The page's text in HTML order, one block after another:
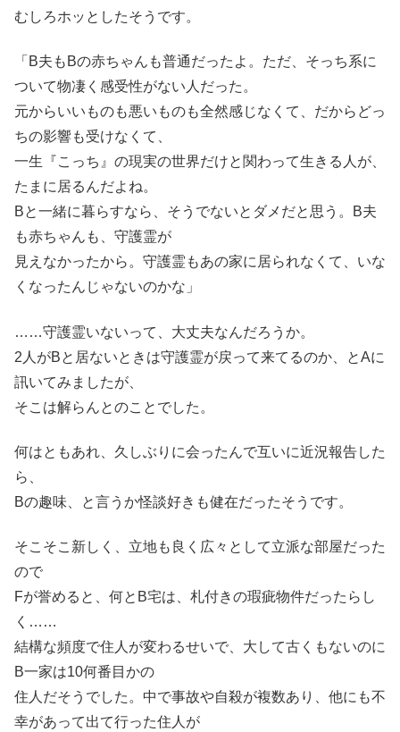
むしろホッとしたそうです。
「B夫もBの赤ちゃんも普通だったよ。ただ、そっち系に
ついて物凄く感受性がない人だった。
元からいいものも悪いものも全然感じなくて、だからどっ
ちの影響も受けなくて、
一生『こっち』の現実の世界だけと関わって生きる人が、
たまに居るんだよね。
Bと一緒に暮らすなら、そうでないとダメだと思う。B夫
も赤ちゃんも、守護霊が
見えなかったから。守護霊もあの家に居られなくて、いな
くなったんじゃないのかな」
……守護霊いないって、大丈夫なんだろうか。
2人がBと居ないときは守護霊が戻って来てるのか、とAに
訊いてみましたが、
そこは解らんとのことでした。
何はともあれ、久しぶりに会ったんで互いに近況報告した
ら、
Bの趣味、と言うか怪談好きも健在だったそうです。
そこそこ新しく、立地も良く広々として立派な部屋だった
ので
Fが誉めると、何とB宅は、札付きの瑕疵物件だったらし
く……
結構な頻度で住人が変わるせいで、大して古くもないのに
B一家は10何番目かの
住人だそうでした。中で事故や自殺が複数あり、他にも不
幸があって出て行った住人が